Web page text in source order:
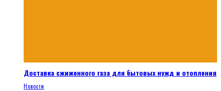
Доставка сжиженного газа для бытовых нужд и отопления
Новости